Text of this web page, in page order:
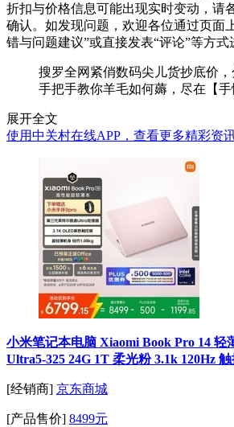
折扣与价格信息可能出现实时变动，请
确认。如发现问题，欢迎各位通过页面
错与问题建议”或直接发表“评论”等方式
搜罗全网紧俏数码尖儿货抄底价，
手把手教你羊毛如何薅，尽在【手
展开全文
使用中关村在线APP，查看更多精彩资
小米笔记本电脑 Xiaomi Book Pro 14 轻
Ultra5-325 24G 1T 柔光粉 3.1k 120Hz
[经销商] 京东商城
[产品售价] 8499元